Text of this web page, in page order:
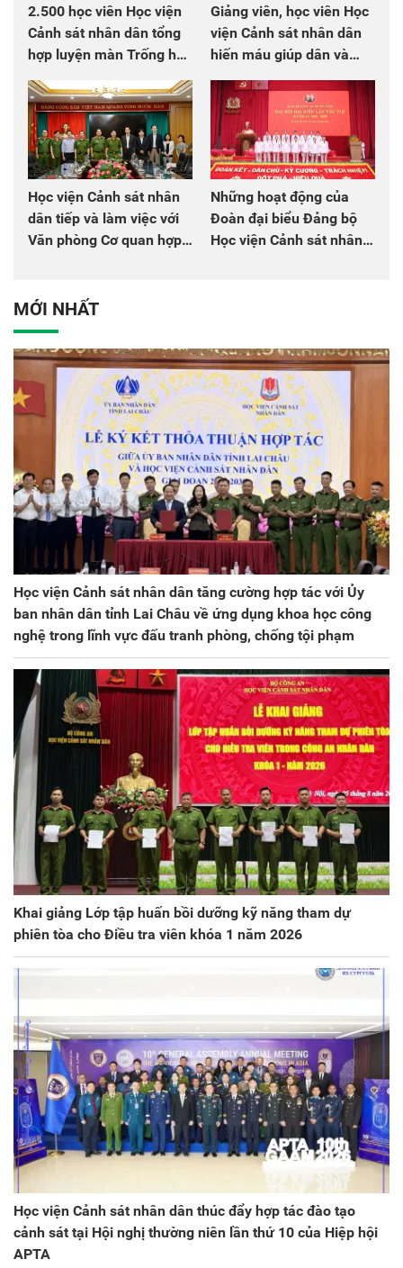
2.500 học viên Học viện
Cảnh sát nhân dân tổng
hợp luyện màn Trống hội
chào mừng Đại hội Đảng
Giảng viên, học viên Học
viện Cảnh sát nhân dân
hiến máu giúp dân và
đồng đội
Học viện Cảnh sát nhân
dân tiếp và làm việc với
Văn phòng Cơ quan hợp
Những hoạt động của
Đoàn đại biểu Đảng bộ
Học viện Cảnh sát nhân
MỚI NHẤT
Học viện Cảnh sát nhân dân tăng cường hợp tác với Ủy
ban nhân dân tỉnh Lai Châu về ứng dụng khoa học công
nghệ trong lĩnh vực đấu tranh phòng, chống tội phạm
Khai giảng Lớp tập huấn bồi dưỡng kỹ năng tham dự
phiên tòa cho Điều tra viên khóa 1 năm 2026
Học viện Cảnh sát nhân dân thúc đẩy hợp tác đào tạo
cảnh sát tại Hội nghị thường niên lần thứ 10 của Hiệp hội
APTA